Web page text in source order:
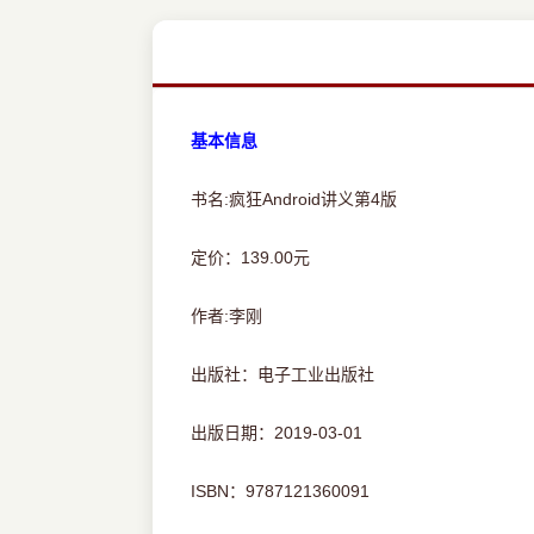
基本信息
书名:疯狂Android讲义第4版
定价：139.00元
作者:李刚
出版社：电子工业出版社
出版日期：2019-03-01
ISBN：9787121360091